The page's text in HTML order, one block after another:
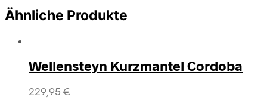
Ähnliche Produkte
Wellensteyn Kurzmantel Cordoba
229,95 €